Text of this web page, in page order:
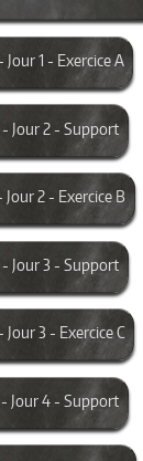
1 - Exercice A
- Jour 2 - Support
2 - Exercice B
- Jour 3 - Support
3 - Exercice C
- Jour 4 - Support